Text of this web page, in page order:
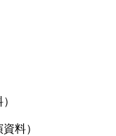
料）